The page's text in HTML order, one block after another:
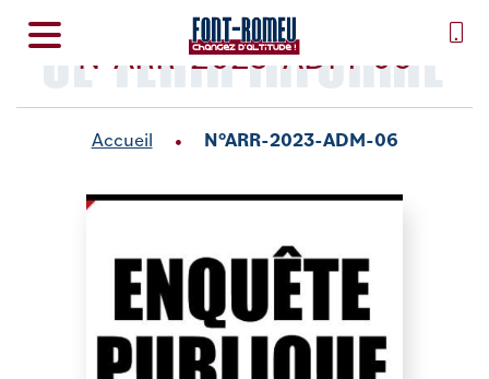
SE TENIR INFORMÉ
N°ARR-2023-ADM-06
Accueil N°ARR-2023-ADM-06